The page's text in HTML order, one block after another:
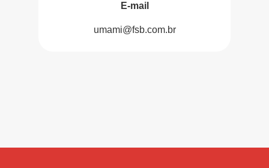
E-mail
umami@fsb.com.br